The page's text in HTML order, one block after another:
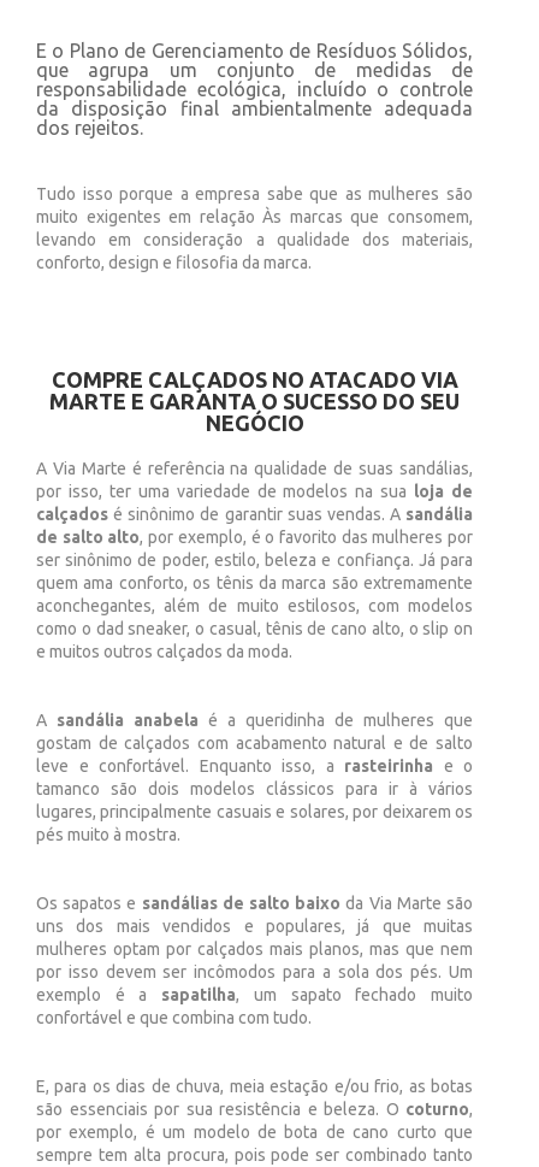
E o Plano de Gerenciamento de Resíduos Sólidos,
que agrupa um conjunto de medidas de
responsabilidade ecológica, incluído o controle
da disposição final ambientalmente adequada
dos rejeitos.
Tudo isso porque a empresa sabe que as mulheres são
muito exigentes em relação Às marcas que consomem,
levando em consideração a qualidade dos materiais,
conforto, design e filosofia da marca.
COMPRE CALÇADOS NO ATACADO VIA
MARTE E GARANTA O SUCESSO DO SEU
NEGÓCIO
A Via Marte é referência na qualidade de suas sandálias,
por isso, ter uma variedade de modelos na sua
loja de
calçadosé sinônimo de garantir suas vendas. A sandália
de salto alto, por exemplo, é o favorito das mulheres por
ser sinônimo de poder, estilo, beleza e confiança. Já para
quem ama conforto, os tênis da marca são extremamente
aconchegantes, além de muito estilosos, com modelos
como o dad sneaker, o casual, tênis de cano alto, o slip on
e muitos outros calçados da moda.
A sandália anabela é a queridinha de mulheres que
gostam de calçados com acabamento natural e de salto
leve e confortável. Enquanto isso, a rasteirinha e o
tamanco são dois modelos clássicos para ir à vários
lugares, principalmente casuais e solares, por deixarem os
pés muito à mostra.
Os sapatos e sandálias de salto baixoda Via Marte são
uns dos mais vendidos e populares, já que muitas
mulheres optam por calçados mais planos, mas que nem
por isso devem ser incômodos para a sola dos pés. Um
exemplo é a sapatilha, um sapato fechado muito
confortável e que combina com tudo.
E, para os dias de chuva, meia estação e/ou frio, as botas
são essenciais por sua resistência e beleza. O coturno,
por exemplo, é um modelo de bota de cano curto que
sempre tem alta procura, pois pode ser combinado tanto